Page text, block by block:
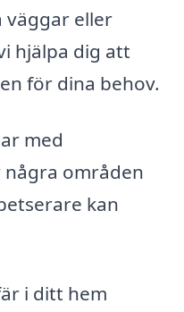
väggar eller
hjälpa dig att
för dina behov.
med
områden
kan
i ditt hem